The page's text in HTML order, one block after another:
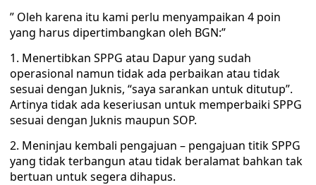
” Oleh karena itu kami perlu menyampaikan 4 poin
yang harus dipertimbangkan oleh BGN:”
1. ⁠Menertibkan SPPG atau Dapur yang sudah
operasional namun tidak ada perbaikan atau tidak
sesuai dengan Juknis, “saya sarankan untuk ditutup”.
Artinya tidak ada keseriusan untuk memperbaiki SPPG
sesuai dengan Juknis maupun SOP.
2. ⁠Meninjau kembali pengajuan – pengajuan titik SPPG
yang tidak terbangun atau tidak beralamat bahkan tak
bertuan untuk segera dihapus.